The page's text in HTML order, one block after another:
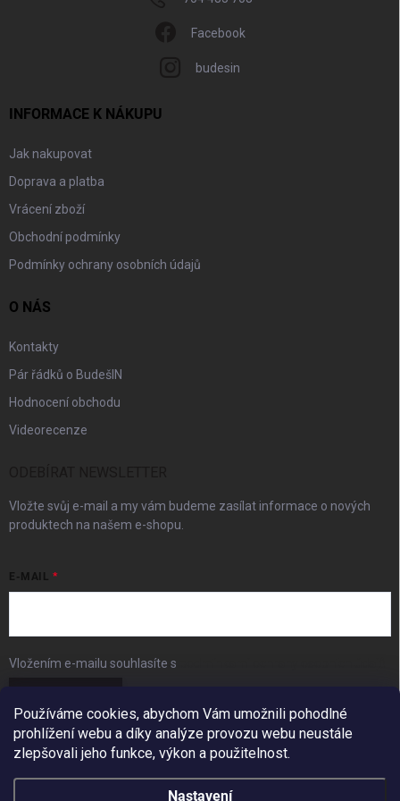
Používáme cookies, abychom Vám umožnili pohodlné
prohlížení webu a díky analýze provozu webu neustále
zlepšovali jeho funkce, výkon a použitelnost.
Nastavení
Facebook
budesin
INFORMACE K NÁKUPU
Jak nakupovat
Doprava a platba
Vrácení zboží
Obchodní podmínky
Podmínky ochrany osobních údajů
O NÁS
Kontakty
Pár řádků o BudešIN
Hodnocení obchodu
Videorecenze
Vložte svůj e-mail a my vám budeme zasílat informace o nových
produktech na našem e-shopu.
E-MAIL
Vložením e-mailu souhlasíte s
FACEBOOK